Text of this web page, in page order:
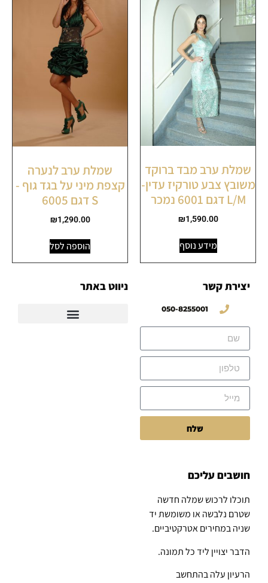
שמלת ערב מבד ברוקד
משובץ צבע טורקיז עדין-
L/M דגם 6001 נמכר
₪1,590.00
מידע נוסף
שמלת ערב לנערה
קצפת מיני על בגד גוף -
S דגם 6005
₪1,290.00
הוספה לסל
יצירת קשר
050-8255001
שלח
ניווט באתר
חושבים עליכם
תוכלו לרכוש שמלה חדשה
שטרם נלבשה או משומשת יד
שניה במחירים אטרקטיביים.
הדבר יצויין ליד כל תמונה.
הרעיון עלה בהתחשב